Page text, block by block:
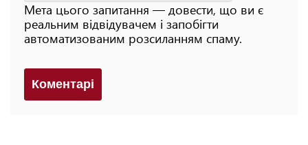
Мета цього запитання — довести, що ви є
реальним відвідувачем і запобігти
автоматизованим розсиланням спаму.
Коментарi